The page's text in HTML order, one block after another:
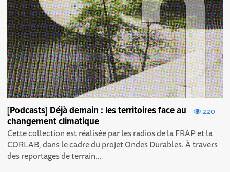
220
[Podcasts] Déjà demain : les territoires face au
changement climatique
Cette collection est réalisée par les radios de la FRAP et la
CORLAB, dans le cadre du projet Ondes Durables. À travers
des reportages de terrain...